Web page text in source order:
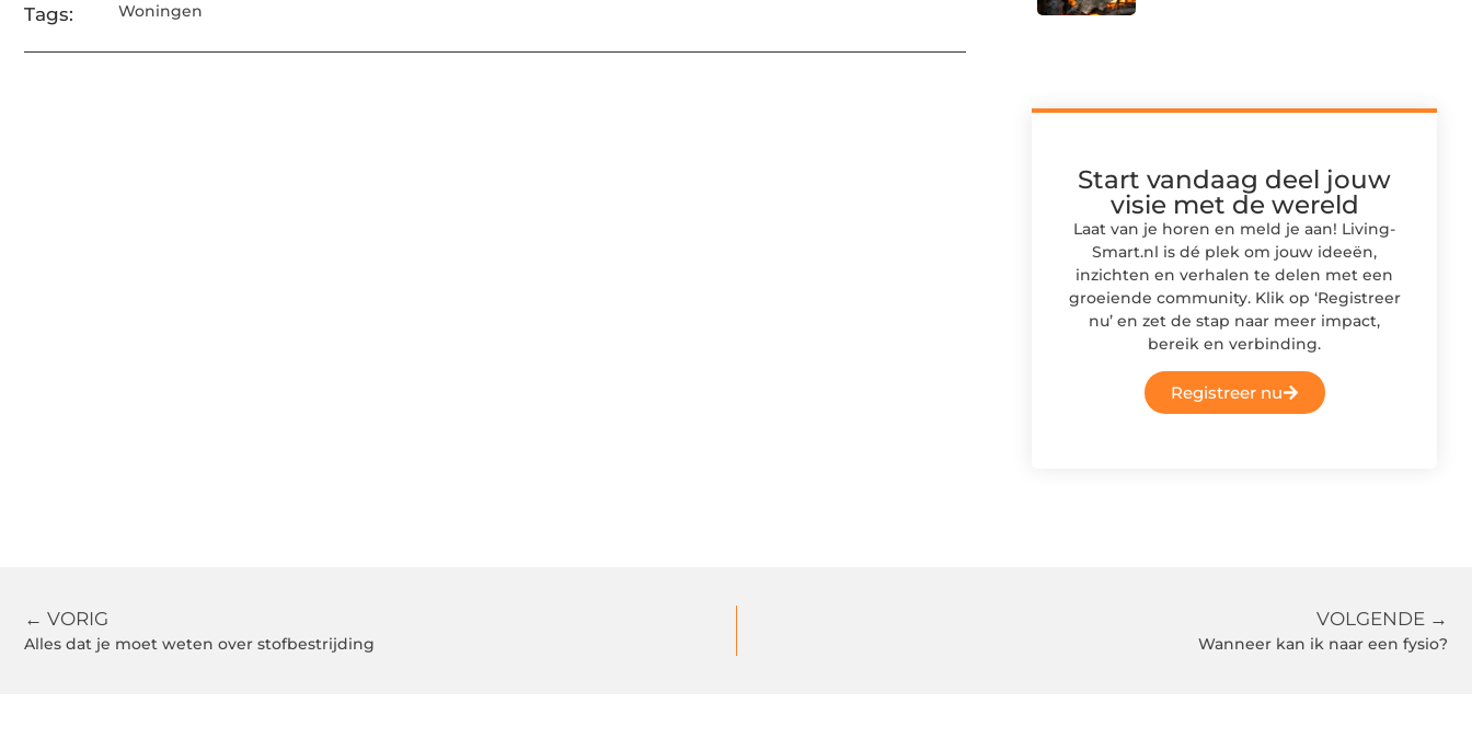
Tags: Woningen
Start vandaag deel jouw
visie met de wereld
Laat van je horen en meld je aan! Living-
Smart.nl is dé plek om jouw ideeën,
inzichten en verhalen te delen met een
groeiende community. Klik op ‘Registreer
nu’ en zet de stap naar meer impact,
bereik en verbinding.
Registreer nu
← VORIG
Alles dat je moet weten over stofbestrijding
VOLGENDE →
Wanneer kan ik naar een fysio?